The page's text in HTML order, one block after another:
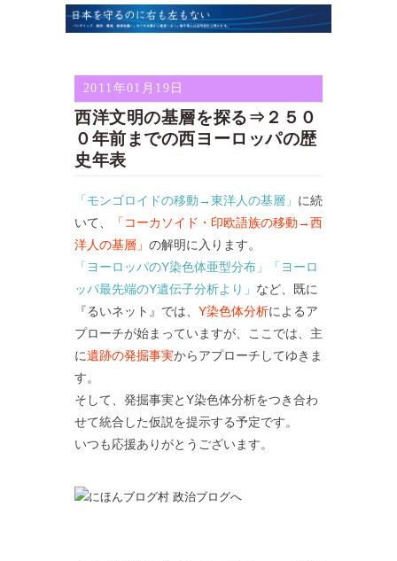
2011年01月19日
西洋文明の基層を探る⇒２５０
０年前までの西ヨーロッパの歴
史年表
「モンゴロイドの移動→東洋人の基層」 に続
いて、
「コーカソイド・印欧語族の移動→西
洋人の基層」 の解明に入ります。
「ヨーロッパのY染色体亜型分布」
「ヨーロ
ッパ最先端のY遺伝子分析より」 など、既に
『るいネット』では、 Y染色体分析によるア
プローチが始まっていますが、ここでは、主
に遺跡の発掘事実からアプローチしてゆきま
す。
そして、発掘事実とY染色体分析をつき合わ
せて統合した仮説を提示する予定です。
いつも応援ありがとうございます。